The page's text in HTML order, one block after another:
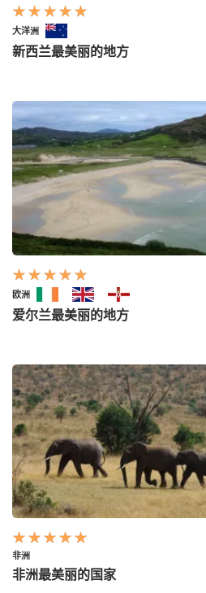
大洋洲
新西兰最美丽的地方
欧洲
爱尔兰最美丽的地方
非洲
非洲最美丽的国家